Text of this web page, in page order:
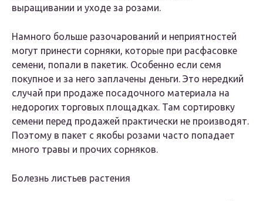
выращивании и уходе за розами.
Намного больше разочарований и неприятностей
могут принести сорняки, которые при расфасовке
семени, попали в пакетик. Особенно если семя
покупное и за него заплачены деньги. Это нередкий
случай при продаже посадочного материала на
недорогих торговых площадках. Там сортировку
семени перед продажей практически не производят.
Поэтому в пакет с якобы розами часто попадает
много травы и прочих сорняков.
Болезнь листьев растения